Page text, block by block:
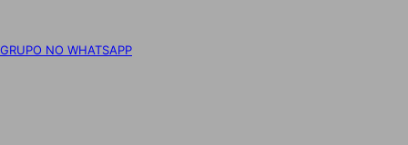
GRUPO NO WHATSAPP